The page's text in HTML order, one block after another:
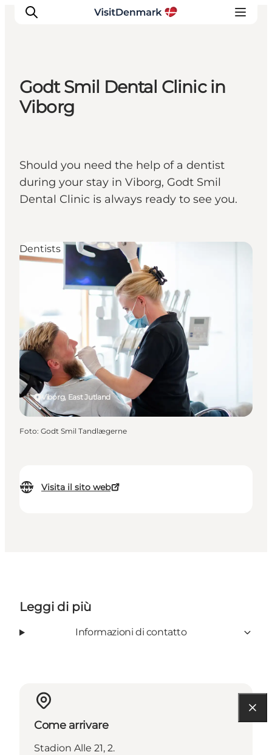
Ispirazioni
Dove andare
Pianifica il viaggio
Godt Smil Dental Clinic in
Viborg
Should you need the help of a dentist
during your stay in Viborg, Godt Smil
Dental Clinic is always ready to see you.
Visita il sito web
Viborg, East Jutland
Dentists
Foto: Godt Smil Tandlægerne
Leggi di più
Informazioni di contatto
Come arrivare
Stadion Alle 21, 2.